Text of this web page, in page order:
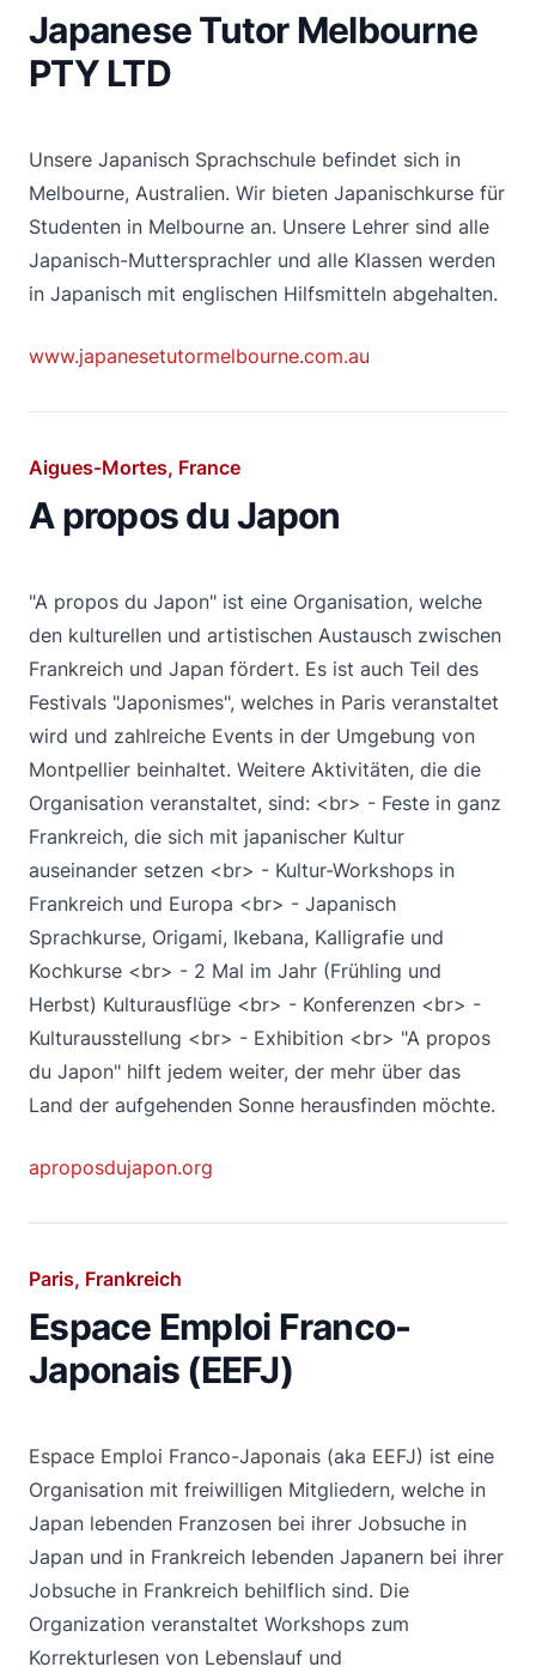
Japanese Tutor Melbourne
PTY LTD
Unsere Japanisch Sprachschule befindet sich in
Melbourne, Australien. Wir bieten Japanischkurse für
Studenten in Melbourne an. Unsere Lehrer sind alle
Japanisch-Muttersprachler und alle Klassen werden
in Japanisch mit englischen Hilfsmitteln abgehalten.
www.japanesetutormelbourne.com.au
Aigues-Mortes, France
A propos du Japon
"A propos du Japon" ist eine Organisation, welche
den kulturellen und artistischen Austausch zwischen
Frankreich und Japan fördert. Es ist auch Teil des
Festivals "Japonismes", welches in Paris veranstaltet
wird und zahlreiche Events in der Umgebung von
Montpellier beinhaltet. Weitere Aktivitäten, die die
Organisation veranstaltet, sind: <br> - Feste in ganz
Frankreich, die sich mit japanischer Kultur
auseinander setzen <br> - Kultur-Workshops in
Frankreich und Europa <br> - Japanisch
Sprachkurse, Origami, Ikebana, Kalligrafie und
Kochkurse <br> - 2 Mal im Jahr (Frühling und
Herbst) Kulturausflüge <br> - Konferenzen <br> -
Kulturausstellung <br> - Exhibition <br> "A propos
du Japon" hilft jedem weiter, der mehr über das
Land der aufgehenden Sonne herausfinden möchte.
aproposdujapon.org
Paris, Frankreich
Espace Emploi Franco-
Japonais (EEFJ)
Espace Emploi Franco-Japonais (aka EEFJ) ist eine
Organisation mit freiwilligen Mitgliedern, welche in
Japan lebenden Franzosen bei ihrer Jobsuche in
Japan und in Frankreich lebenden Japanern bei ihrer
Jobsuche in Frankreich behilflich sind. Die
Organization veranstaltet Workshops zum
Korrekturlesen von Lebenslauf und